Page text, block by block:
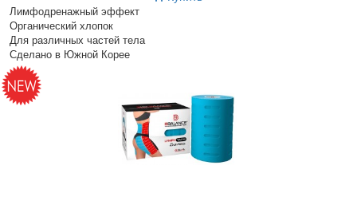
Лимфодренажный эффект
Органический хлопок
Для различных частей тела
Сделано в Южной Корее